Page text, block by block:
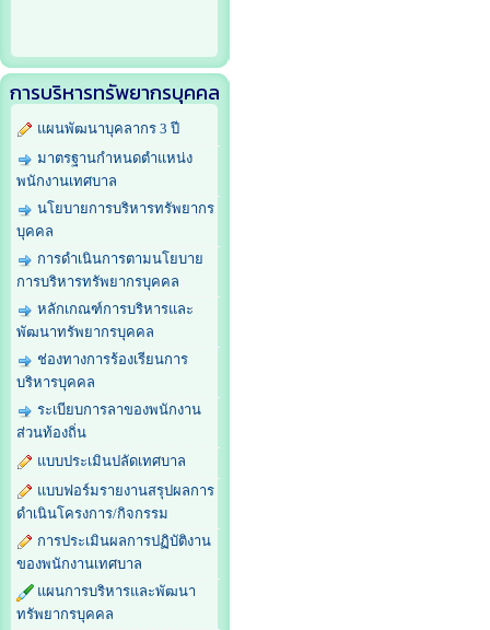
การบริหารทรัพยากรบุคคล
แผนพัฒนาบุคลากร 3 ปี
มาตรฐานกำหนดตำแหน่ง
พนักงานเทศบาล
นโยบายการบริหารทรัพยากร
บุคคล
การดำเนินการตามนโยบาย
การบริหารทรัพยากรบุคคล
หลักเกณฑ์การบริหารและ
พัฒนาทรัพยากรบุคคล
ช่องทางการร้องเรียนการ
บริหารบุคคล
ระเบียบการลาของพนักงาน
ส่วนท้องถิ่น
แบบประเมินปลัดเทศบาล
แบบฟอร์มรายงานสรุปผลการ
ดำเนินโครงการ/กิจกรรม
การประเมินผลการปฏิบัติงาน
ของพนักงานเทศบาล
แผนการบริหารและพัฒนา
ทรัพยากรบุคคล